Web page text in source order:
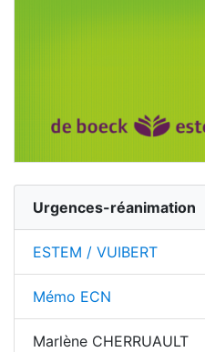
Urgences-réanimation
ESTEM / VUIBERT
Mémo ECN
Marlène CHERRUAULT